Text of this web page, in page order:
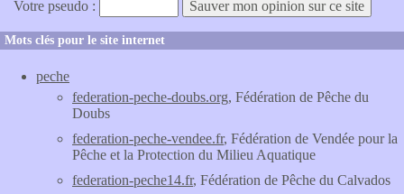
Votre pseudo :
Mots clés pour le site internet
peche
federation-peche-doubs.org, Fédération de Pêche du
Doubs
federation-peche-vendee.fr, Fédération de Vendée pour la
Pêche et la Protection du Milieu Aquatique
federation-peche14.fr, Fédération de Pêche du Calvados